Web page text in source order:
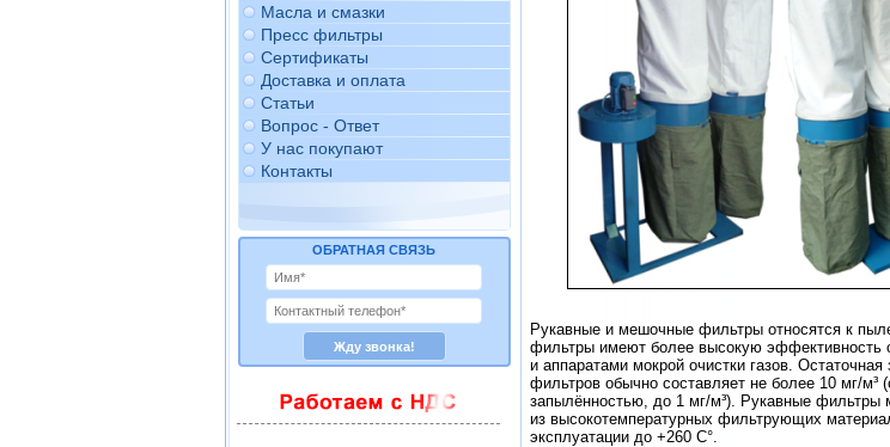
Масла и смазки
Пресс фильтры
Сертификаты
Доставка и оплата
Статьи
Вопрос - Ответ
У нас покупают
Контакты
ОБРАТНАЯ СВЯЗЬ
Рукавные и мешочные фильтры относятся к
фильтры имеют более высокую эффективность
и аппаратами мокрой очистки газов.
фильтров обычно составляет не более 10 мг/
запылённостью, до 1 мг/м³). Рукавные
из высокотемпературных фильтрующих
эксплуатации до +260 С°.